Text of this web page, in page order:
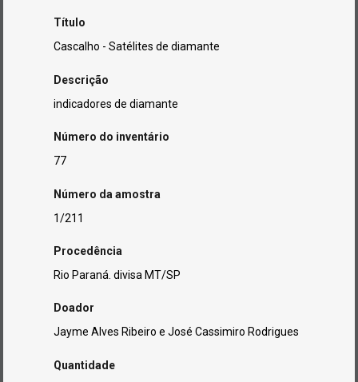
Título
Cascalho - Satélites de diamante
Descrição
indicadores de diamante
Número do inventário
77
Número da amostra
1/211
Procedência
Rio Paraná. divisa MT/SP
Doador
Jayme Alves Ribeiro e José Cassimiro Rodrigues
Quantidade